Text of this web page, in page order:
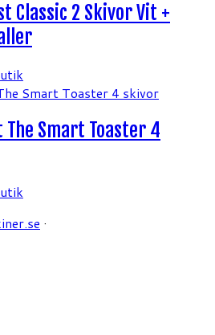
Classic 2 Skivor Vit +
Smart Toaster 4
·